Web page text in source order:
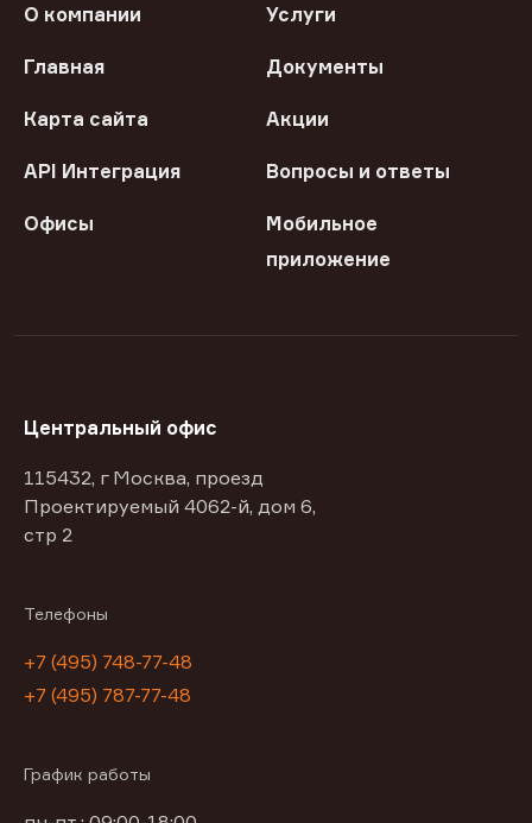
О компании Услуги
Главная Документы
Карта сайта Акции
API Интеграция Вопросы и ответы
Офисы
Мобильное
приложение
Центральный офис
115432, г Москва, проезд
Проектируемый 4062-й, дом 6,
стр 2
Телефоны
+7 (495) 748-77-48
+7 (495) 787-77-48
График работы